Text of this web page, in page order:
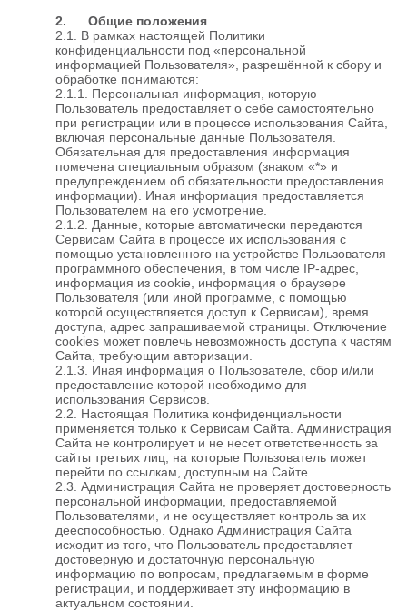
2. Общие положения
2.1. В рамках настоящей Политики
конфиденциальности под «персональной
информацией Пользователя», разрешённой к сбору и
обработке понимаются:
2.1.1. Персональная информация, которую
Пользователь предоставляет о себе самостоятельно
при регистрации или в процессе использования Сайта,
включая персональные данные Пользователя.
Обязательная для предоставления информация
помечена специальным образом (знаком «*» и
предупреждением об обязательности предоставления
информации). Иная информация предоставляется
Пользователем на его усмотрение.
2.1.2. Данные, которые автоматически передаются
Сервисам Сайта в процессе их использования с
помощью установленного на устройстве Пользователя
программного обеспечения, в том числе IP-адрес,
информация из cookie, информация о браузере
Пользователя (или иной программе, с помощью
которой осуществляется доступ к Сервисам), время
доступа, адрес запрашиваемой страницы. Отключение
cookies может повлечь невозможность доступа к частям
Сайта, требующим авторизации.
2.1.3. Иная информация о Пользователе, сбор и/или
предоставление которой необходимо для
использования Сервисов.
2.2. Настоящая Политика конфиденциальности
применяется только к Сервисам Сайта. Администрация
Сайта не контролирует и не несет ответственность за
сайты третьих лиц, на которые Пользователь может
перейти по ссылкам, доступным на Сайте.
2.3. Администрация Сайта не проверяет достоверность
персональной информации, предоставляемой
Пользователями, и не осуществляет контроль за их
дееспособностью. Однако Администрация Сайта
исходит из того, что Пользователь предоставляет
достоверную и достаточную персональную
информацию по вопросам, предлагаемым в форме
регистрации, и поддерживает эту информацию в
актуальном состоянии.